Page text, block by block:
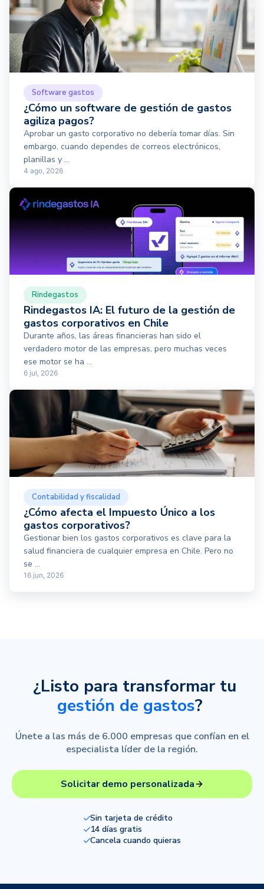
Software gastos
¿Cómo un software de gestión de gastos
agiliza pagos?
Aprobar un gasto corporativo no debería tomar días. Sin
embargo, cuando dependes de correos electrónicos,
planillas y ...
4 ago, 2026
Rindegastos
Rindegastos IA: El futuro de la gestión de
gastos corporativos en Chile
Durante años, las áreas financieras han sido el
verdadero motor de las empresas, pero muchas veces
ese motor se ha ...
6 jul, 2026
Contabilidad y fiscalidad
¿Cómo afecta el Impuesto Único a los
gastos corporativos?
Gestionar bien los gastos corporativos es clave para la
salud financiera de cualquier empresa en Chile. Pero no
se ...
16 jun, 2026
¿Listo para transformar tu
gestión de gastos?
Únete a las más de 6.000 empresas que confían en el
especialista líder de la región.
Solicitar demo personalizada
Sin tarjeta de crédito
14 días gratis
Cancela cuando quieras